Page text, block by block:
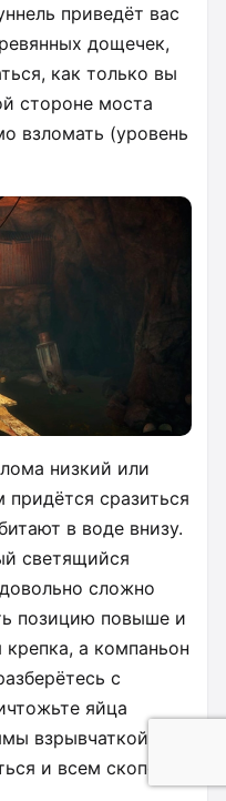
приведёт вас
дощечек,
как только вы
стороне моста
взломать (уровень
низкий или
сразиться
в воде внизу.
светящийся
сложно
позицию повыше и
а компаньон
с
яйца
взрывчаткой,
и всем скопом